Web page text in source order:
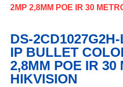
2MP 2,8MM POE IR 30
DS-
IP BULLET
2,8MM POE IR 30
HIKVISION